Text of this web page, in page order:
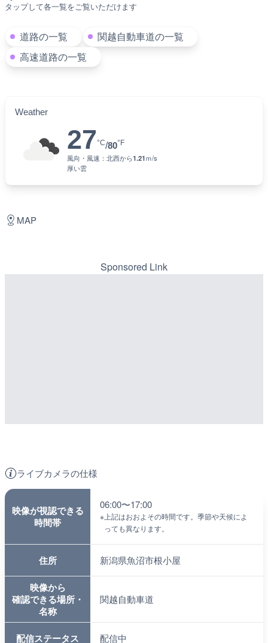
タップして各一覧をご覧いただけます
道路の一覧
関越自動車道の一覧
高速道路の一覧
Weather
27°C/80°F
風向・風速： 北西から1.21ｍ/s
厚い雲
ライブカメラの仕様
映像が視認できる
時間帯
06:00〜17:00
※ 上記はおおよその時間です。季節や天候によ
っても異なります。
住所 新潟県魚沼市根小屋
映像から
確認できる場所・
名称
関越自動車道
配信ステータス 配信中
MAP
Sponsored Link